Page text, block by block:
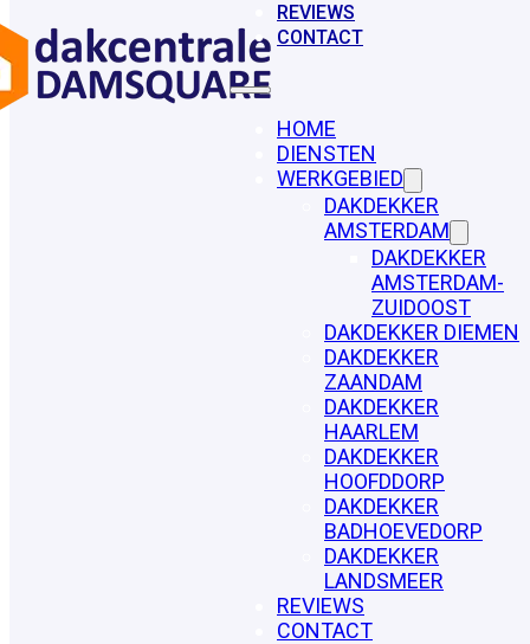
REVIEWS
CONTACT
HOME
DIENSTEN
WERKGEBIED
DAKDEKKER
AMSTERDAM
DAKDEKKER
AMSTERDAM-
ZUIDOOST
DAKDEKKER DIEMEN
DAKDEKKER
ZAANDAM
DAKDEKKER
HAARLEM
DAKDEKKER
HOOFDDORP
DAKDEKKER
BADHOEVEDORP
DAKDEKKER
LANDSMEER
REVIEWS
CONTACT